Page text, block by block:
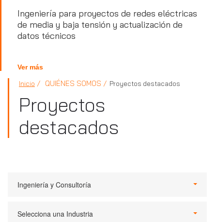
Ingeniería para proyectos de redes eléctricas
de media y baja tensión y actualización de
datos técnicos
Ver más
Inicio QUIÉNES SOMOS Proyectos destacados
Proyectos
destacados
Ingeniería y Consultoría
Selecciona una Industria